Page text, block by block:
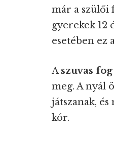
már a szülői
gyerekek 12
esetében ez
Aszuvas fog
meg. A nyál
játszanak,
kór.